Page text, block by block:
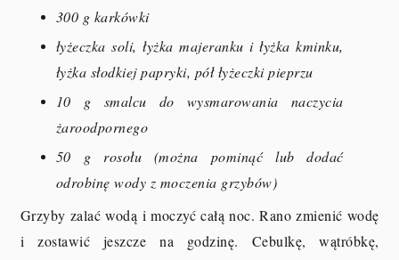
300 g karkówki
łyżeczka soli, łyżka majeranku i łyżka kminku,
łyżka słodkiej papryki, pół łyżeczki pieprzu
10 g smalcu do wysmarowania naczycia
żaroodpornego
50 g rosołu (można pominąć lub dodać
odrobinę wody z moczenia grzybów)
Grzyby zalać wodą i moczyć całą noc. Rano zmienić wodę
i zostawić jeszcze na godzinę. Cebulkę, wątróbkę,